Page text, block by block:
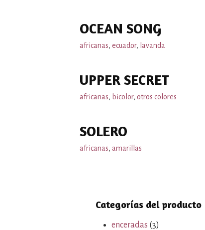
OCEAN SONG
africanas, ecuador, lavanda
UPPER SECRET
africanas, bicolor, otros colores
SOLERO
africanas, amarillas
Categorías del producto
enceradas (3)